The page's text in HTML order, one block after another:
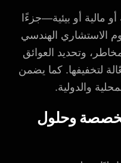
مالية أو بيئية—جزءًا
الاستشاري الهندسي
وتحديد العوائق
لتخفيفها. كما يضمن
والدولية.
وحلول